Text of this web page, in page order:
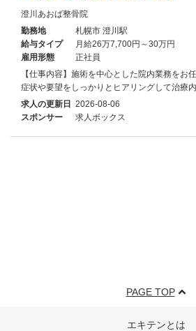
澄川あおば整骨院
勤務地
札幌市 澄川駅
給与タイプ
月給26万7,700円～30万円
雇用形態
正社員
【仕事内容】施術を中心とした院内業務をお
症状や要望をしっかりとヒアリングして治療
求人の更新日 2026-08-06
スポンサー
求人ボックス
PAGE TOP
エキテンとは